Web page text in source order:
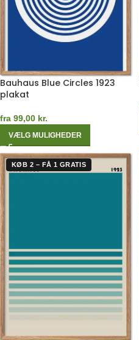
Bauhaus Blue Circles 1923
plakat
fra 99,00 kr.
VÆLG MULIGHEDER
KØB 2 – FÅ 1 GRATIS